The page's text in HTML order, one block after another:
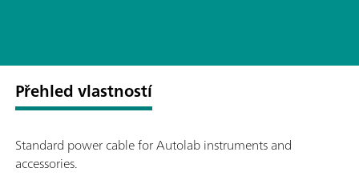
Přehled vlastností
Standard power cable for Autolab instruments and
accessories.